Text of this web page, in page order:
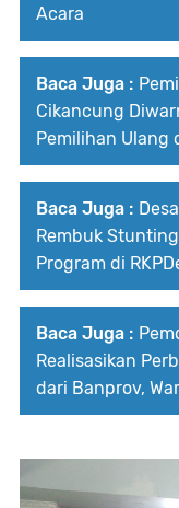
Acara
Baca Juga :
Cikancung
Pemilihan Ulang
Baca Juga :
Rembuk
Program di
Baca Juga :
Realisasikan
dari Banprov,